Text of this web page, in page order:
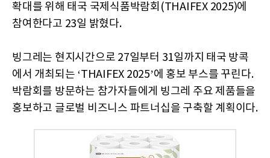
확대를 위해 태국 국제식품박람회(THAIFEX 2025)에
참여한다고 23일 밝혔다.
빙그레는 현지시간으로 27일부터 31일까지 태국 방콕
에서 개최되는 ‘THAIFEX 2025’에 홍보 부스를 꾸린다.
박람회를 방문하는 참가자들에게 빙그레 주요 제품들을
홍보하고 글로벌 비즈니스 파트너십을 구축할 계획이다.